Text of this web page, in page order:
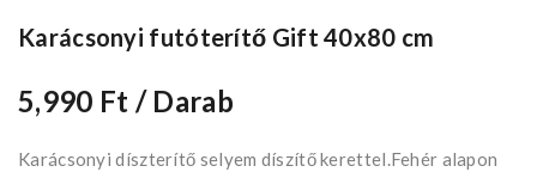
Karácsonyi futóterítő Gift 40x80 cm
5,990 Ft / Darab
Karácsonyi díszterítő selyem díszítő kerettel.Fehér alapon